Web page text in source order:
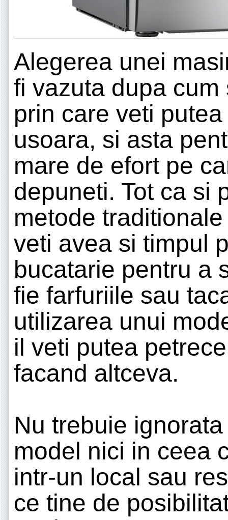
Alegerea unei
fi vazuta dupa
prin care veti
usoara, si asta
mare de efort pe
depuneti. Tot ca si
metode
veti avea si timpul
bucatarie pentru a
fie farfuriile sau
utilizarea unui
il veti putea
facand altceva.
Nu trebuie
model nici in ceea
intr-un local sau
ce tine de